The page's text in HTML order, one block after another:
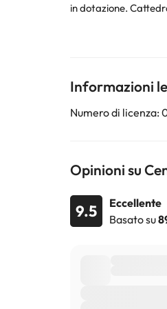
in dotazione. Cattedrale di Notre Dame è a 38 km da questo appartamento, mentre Sainte-Chapelle si trova a 38 km di distanza. Aeroporto di Parigi - Charles De Gaulle si
sono soggette a
Informazioni
Numero di licenza:
Opinioni su
9.5
Eccellente
Basato su